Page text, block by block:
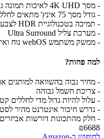
- מסך 4K UHD לאיכות תמונה גבוהה
- גודל מסך 75 אינץ' מתאים לחללים גדולים
- תמיכה בטכנולוגיית HDR לצבעים עשירים וחיים
- מערכת צליל Ultra Surround
- ממשק משתמש webOS נוח ואינטואיטיבי
למה פחות?
- מחיר גבוה בהשוואה למותגים
- צריכת חשמל גבוהה
- עלול להיות גדול מדי לחללים
- נדרש חיבור אינטרנט מהיר
- חלק מהתכונות דורשות אביזרים
₪6688